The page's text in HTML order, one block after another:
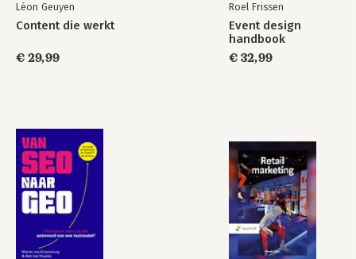
Léon Geuyen
Content die werkt
€ 29,99
Roel Frissen
Event design
handbook
€ 32,99